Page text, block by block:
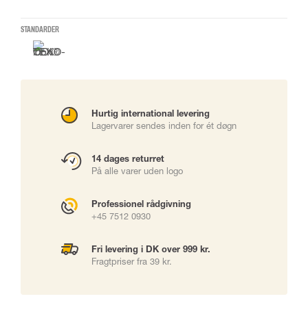
STANDARDER
Hurtig international levering
Lagervarer sendes inden for ét døgn
14 dages returret
På alle varer uden logo
Professionel rådgivning
+45 7512 0930
Fri levering i DK over 999 kr.
Fragtpriser fra 39 kr.